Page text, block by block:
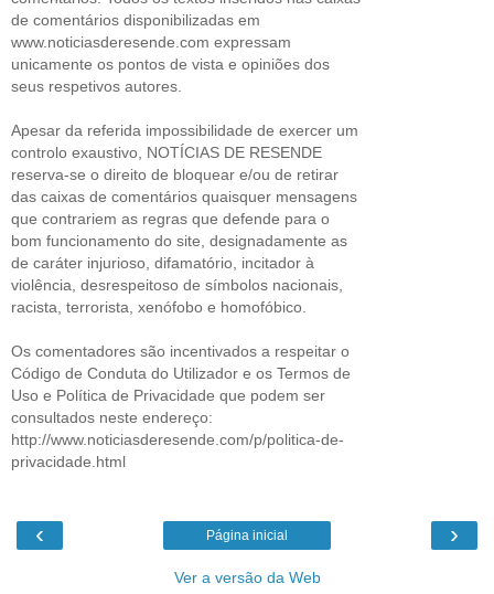
de comentários disponibilizadas em
www.noticiasderesende.com expressam
unicamente os pontos de vista e opiniões dos
seus respetivos autores.
Apesar da referida impossibilidade de exercer um
controlo exaustivo, NOTÍCIAS DE RESENDE
reserva-se o direito de bloquear e/ou de retirar
das caixas de comentários quaisquer mensagens
que contrariem as regras que defende para o
bom funcionamento do site, designadamente as
de caráter injurioso, difamatório, incitador à
violência, desrespeitoso de símbolos nacionais,
racista, terrorista, xenófobo e homofóbico.
Os comentadores são incentivados a respeitar o
Código de Conduta do Utilizador e os Termos de
Uso e Política de Privacidade que podem ser
consultados neste endereço:
http://www.noticiasderesende.com/p/politica-de-
privacidade.html
‹ ›
Página inicial
Ver a versão da Web